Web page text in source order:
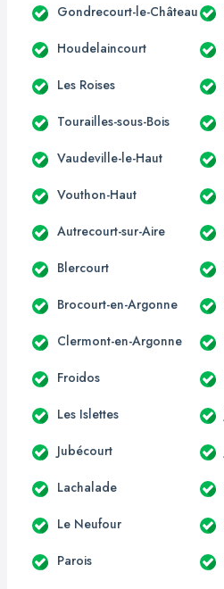
Gondrecourt-le-Château
Houdelaincourt
Les Roises
Tourailles-sous-Bois
Vaudeville-le-Haut
Vouthon-Haut
Autrecourt-sur-Aire
Blercourt
Brocourt-en-Argonne
Clermont-en-Argonne
Froidos
Les Islettes
Jubécourt
Lachalade
Le Neufour
Parois